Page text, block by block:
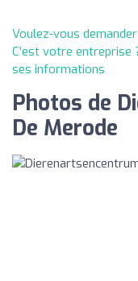
Voulez-vous
C'est votre entreprise
ses informations
Photos de
De Merode